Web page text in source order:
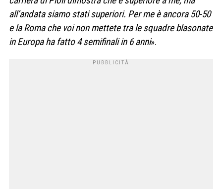
all’andata siamo stati superiori. Per me è ancora 50-50
e la Roma che voi non mettete tra le squadre blasonate
in Europa ha fatto 4 semifinali in 6 anni».